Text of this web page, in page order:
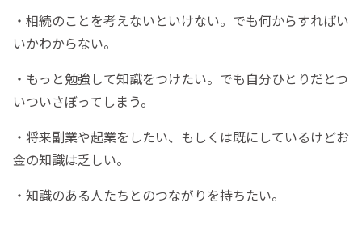
・相続のことを考えないといけない。でも何からすればい
いかわからない。
・もっと勉強して知識をつけたい。でも自分ひとりだとつ
いついさぼってしまう。
・将来副業や起業をしたい、もしくは既にしているけどお
金の知識は乏しい。
・知識のある人たちとのつながりを持ちたい。